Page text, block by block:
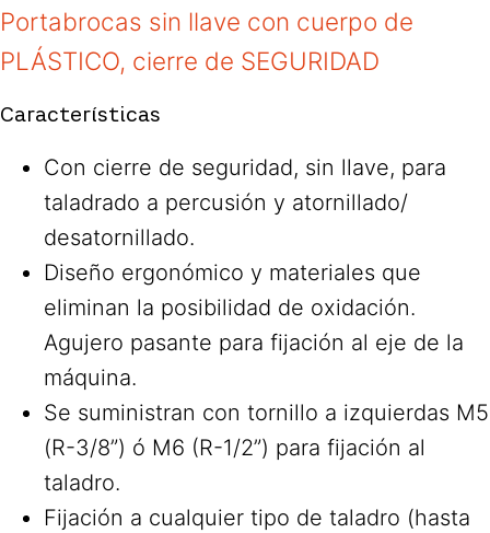
Portabrocas sin llave con cuerpo de
PLÁSTICO, cierre de SEGURIDAD
Características
Con cierre de seguridad, sin llave, para
taladrado a percusión y atornillado/
desatornillado.
Diseño ergonómico y materiales que
eliminan la posibilidad de oxidación.
Agujero pasante para fijación al eje de la
máquina.
Se suministran con tornillo a izquierdas M5
(R-3/8”) ó M6 (R-1/2”) para fijación al
taladro.
Fijación a cualquier tipo de taladro (hasta